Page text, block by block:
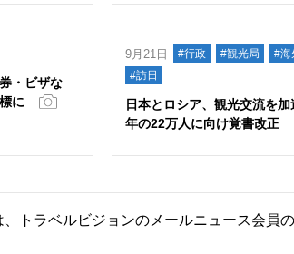
・ビザな
に
9月21日 #行政 #観光局
#海
#訪日
日本とロシア、観光交流を加
年の22万人に向け覚書改正
トラベルビジョンのメールニュース会員